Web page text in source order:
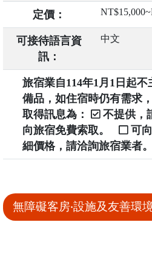
定價：
可接待語言資
訊：
中文
旅宿業自114年1月1日起
備品，如住宿時仍有需求，
取得訊息為：
不提供，
向旅宿免費索取。
可
細價格，請洽詢旅宿業者。
無障礙客房‧設施及友善環